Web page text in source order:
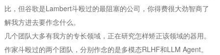
比，但谷歌是Lambert斗殴过的最阻塞的公司，你得费很大劲智商了
解我方进去要作念什么。
几个团队大多有我方的专长领域，正在研究怎样矫正该领域的器用。
作家斗殴过的两个团队，分别作念的是多模态RLHF和LLM Agent。